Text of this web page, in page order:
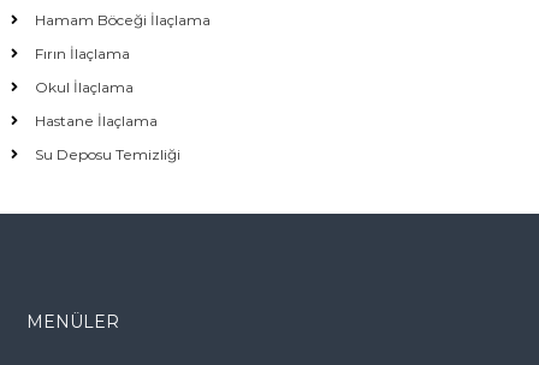
Hamam Böceği İlaçlama
Fırın İlaçlama
Okul İlaçlama
Hastane İlaçlama
Su Deposu Temizliği
MENÜLER